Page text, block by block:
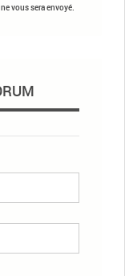
vous sera envoyé.